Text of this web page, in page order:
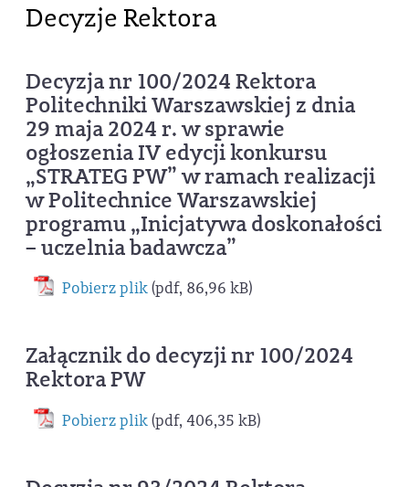
Decyzje Rektora
Decyzja nr 100/2024 Rektora
Politechniki Warszawskiej z dnia
29 maja 2024 r. w sprawie
ogłoszenia IV edycji konkursu
„STRATEG PW” w ramach realizacji
w Politechnice Warszawskiej
programu „Inicjatywa doskonałości
– uczelnia badawcza”
Pobierz plik(pdf, 86,96 kB)
Załącznik do decyzji nr 100/2024
Rektora PW
Pobierz plik(pdf, 406,35 kB)